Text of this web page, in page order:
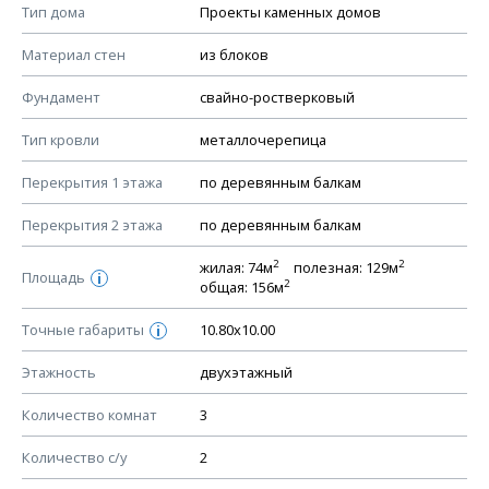
Тип дома Проекты каменных домов
Материал стен из блоков
Фундамент свайно-ростверковый
Тип кровли металлочерепица
Перекрытия 1 этажа по деревянным балкам
Перекрытия 2 этажа по деревянным балкам
Площадь i
жилая: 74м2 полезная: 129м2
общая: 156м2
Точные габариты i 10.80х10.00
Этажность двухэтажный
Количество комнат 3
Количество с/у 2
Смотрите советы по выбору материала в нашем
КОНСТРУКТИВНЫЕ РЕШЕНИЯ (КР)
Ведомость рабочих чертежей основного комплекта КР
План фундамента
Устройство фундамента, спецификация материалов
Планы перекрытий этажей, спецификация элементов
Устройство перекрытий
Устройство стен
Спецификация материалов стен
Схема расположения лаг чердака (если есть)
Схема расположения элементов стропил
Спецификация элементов стропил
Устройство стропильной системы
Узлы устройства кровли